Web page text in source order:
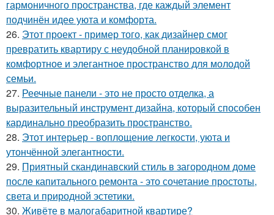
гармоничного пространства, где каждый элемент
подчинён идее уюта и комфорта.
26. Этот проект - пример того, как дизайнер смог
превратить квартиру с неудобной планировкой в
комфортное и элегантное пространство для молодой
семьи.
27. Реечные панели - это не просто отделка, а
выразительный инструмент дизайна, который способен
кардинально преобразить пространство.
28. Этот интерьер - воплощение легкости, уюта и
утончённой элегантности.
29. Приятный скандинавский стиль в загородном доме
после капитального ремонта - это сочетание простоты,
света и природной эстетики.
30. Живёте в малогабаритной квартире?